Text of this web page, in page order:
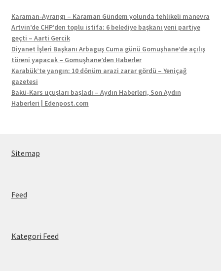
Karaman-Ayrangı – Karaman Gündem yolunda tehlikeli manevra
Artvin’de CHP’den toplu istifa: 6 belediye başkanı yeni partiye
geçti – Aarti Gercik
Diyanet İşleri Başkanı Arbaguş Cuma günü Gomuşhane’de açılış
töreni yapacak – Gomuşhane’den Haberler
Karabük’te yangın: 10 dönüm arazi zarar gördü – Yeniçağ
gazetesi
Bakü-Kars uçuşları başladı – Aydın Haberleri, Son Aydın
Haberleri | Edenpost.com
Sitemap
Feed
Kategori Feed